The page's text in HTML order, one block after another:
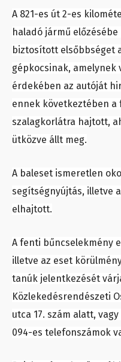
A 821-es út 2-es
haladó jármű
biztosított elsőbbséget
gépkocsinak, amelynek
érdekében az autóját
ennek következtében a
szalagkorlátra hajtott,
ütközve állt meg.
A baleset ismeretlen
segítségnyújtás, illetve
elhajtott.
A fenti bűncselekmény
illetve az eset
tanúk jelentkezését
Közlekedésrendészeti
utca 17. szám alatt,
094-es telefonszámok